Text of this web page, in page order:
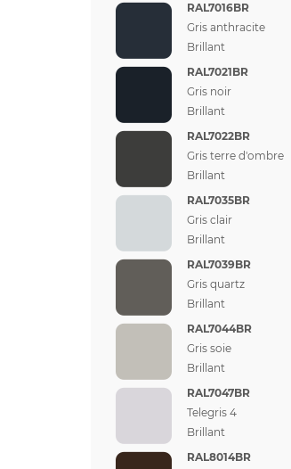
RAL7016BR
Gris anthracite
Brillant
RAL7021BR
Gris noir
Brillant
RAL7022BR
Gris terre d'ombre
Brillant
RAL7035BR
Gris clair
Brillant
RAL7039BR
Gris quartz
Brillant
RAL7044BR
Gris soie
Brillant
RAL7047BR
Telegris 4
Brillant
RAL8014BR